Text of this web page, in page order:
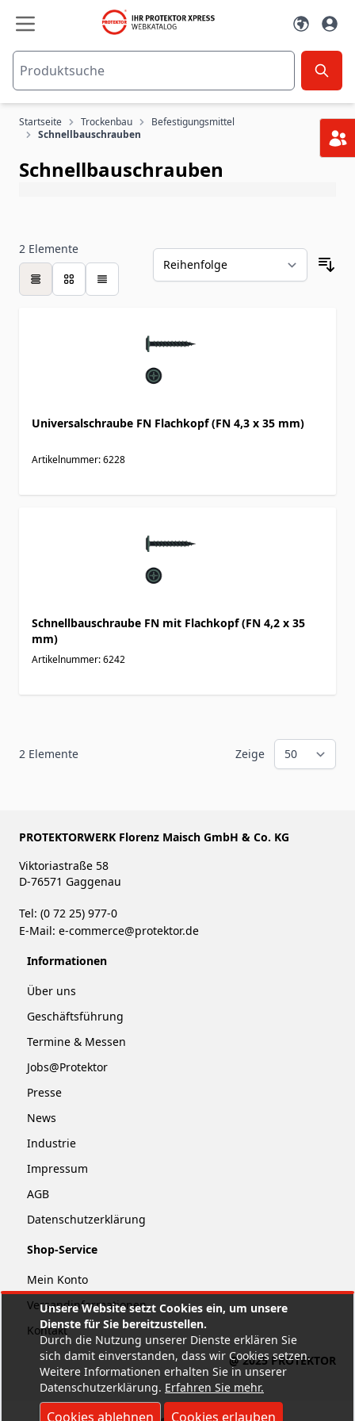
Unsere Website setzt Cookies ein, um unsere
Dienste für Sie bereitzustellen.
Durch die Nutzung unserer Dienste erklären Sie
sich damit einverstanden, dass wir Cookies setzen.
Weitere Informationen erhalten Sie in unserer
Datenschutzerklärung. Erfahren Sie mehr.
Cookies ablehnen Cookies erlauben
Zum Inhalt springen
Startseite Trockenbau
Befestigungsmittel
Schnellbauschrauben
Schnellbauschrauben
2 Elemente
Tabelle
Universalschraube FN Flachkopf (FN 4,3 x 35 mm)
Artikelnummer: 6228
Schnellbauschraube FN mit Flachkopf (FN 4,2 x 35
mm)
Artikelnummer: 6242
2 Elemente Zeige
PROTEKTORWERK Florenz Maisch GmbH & Co. KG
Viktoriastraße 58
D-76571 Gaggenau
Tel: (0 72 25) 977-0
E-Mail: e-commerce@protektor.de
Informationen
Über uns
Geschäftsführung
Termine & Messen
Jobs@Protektor
Presse
News
Industrie
Impressum
AGB
Datenschutzerklärung
Shop-Service
Mein Konto
Versandinformationen
Kontakt
@ 2025 PROTEKTOR